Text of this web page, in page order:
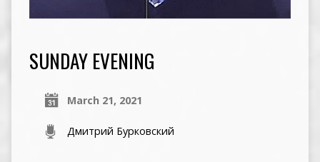
SUNDAY EVENING
March 21, 2021
Дмитрий Бурковский